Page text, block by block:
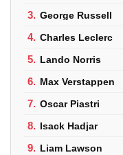
3. George Russell
4. Charles Leclerc
5. Lando Norris
6. Max Verstappen
7. Oscar Piastri
8. Isack Hadjar
9. Liam Lawson